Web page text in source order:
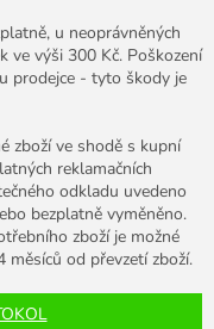
u neoprávněných
ve výši 300 Kč. Poškození
prodejce - tyto škody je
zboží ve shodě s kupní
reklamačních
odkladu uvedeno
bezplatně vyměněno.
zboží je možné
měsíců od převzetí zboží.